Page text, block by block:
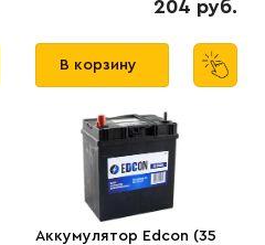
204 руб.
В корзину
Аккумулятор Edcon (35